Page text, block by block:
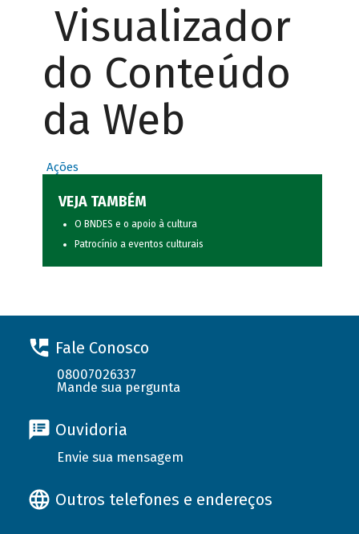
Visualizador
do Conteúdo
da Web
Ações
VEJA TAMBÉM
O BNDES e o apoio à cultura
Patrocínio a eventos culturais
Fale Conosco
08007026337
Mande sua pergunta
Ouvidoria
Envie sua mensagem
Outros telefones e endereços